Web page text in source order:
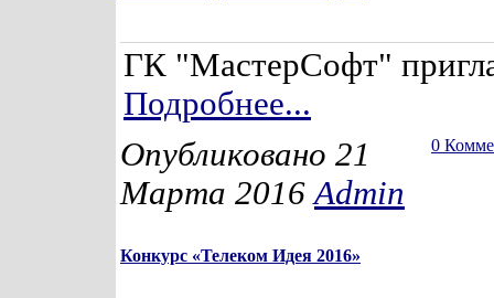
ГК "МастерСофт"
Подробнее...
0
Опубликовано 21
Марта 2016Admin
Конкурс «Телеком Идея 2016»